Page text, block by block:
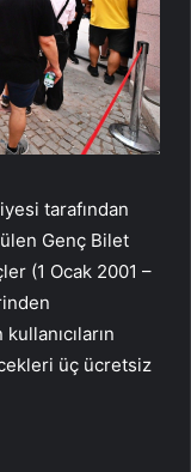
tarafından
Genç Bilet
(1 Ocak 2001 –
üç ücretsiz